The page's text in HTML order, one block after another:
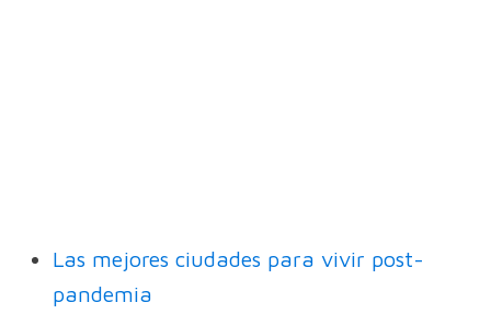
Las mejores ciudades para vivir post-
pandemia